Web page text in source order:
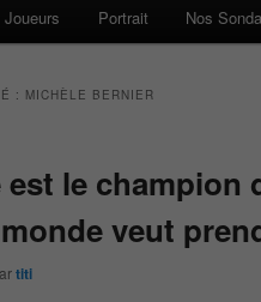
Portrait Nos
: MICHÈLE BERNIER
le champion
veut
titi